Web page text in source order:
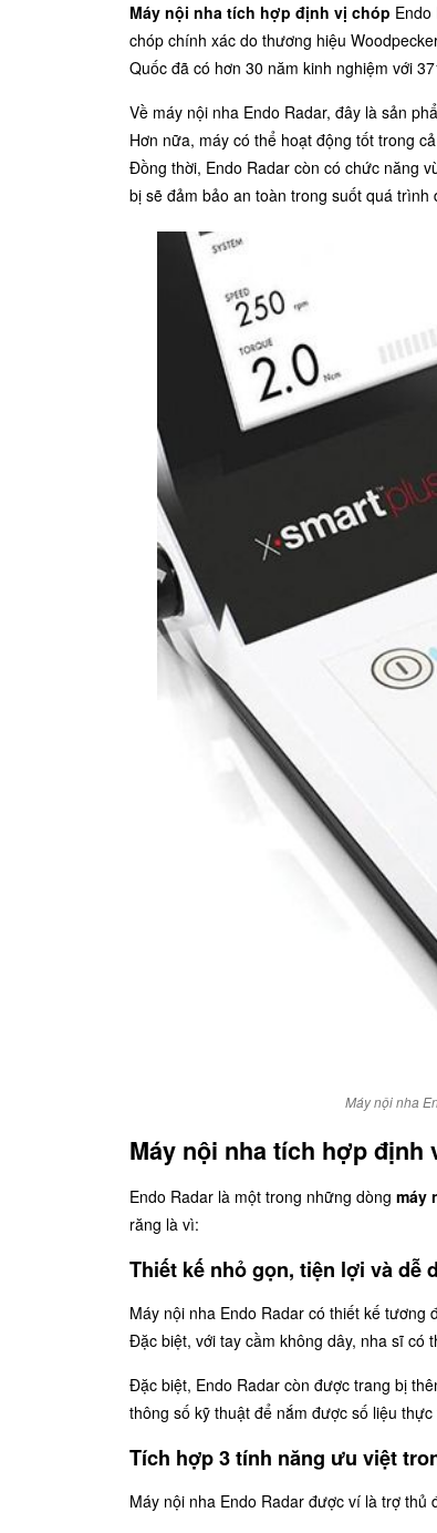
Máy nội nha tích hợp định vị chóp Endo
chóp chính xác do thương hiệu
Quốc đã có hơn 30 năm kinh nghiệm với
Về máy nội nha Endo Radar, đây là sản
Hơn nữa, máy có thể hoạt động tốt trong
Đồng thời, Endo Radar còn có chức năng
bị sẽ đảm bảo an toàn trong suốt quá trình
Máy nội nha
Máy nội nha tích hợp định
Endo Radar là một trong những dòng máy
răng là vì:
Thiết kế nhỏ gọn, tiện lợi và dễ
Máy nội nha Endo Radar có thiết kế tương
Đặc biệt, với tay cầm không dây, nha sĩ có
Đặc biệt, Endo Radar còn được trang bị
thông số kỹ thuật để nắm được số liệu
Tích hợp 3 tính năng ưu việt
Máy nội nha Endo Radar được ví là trợ